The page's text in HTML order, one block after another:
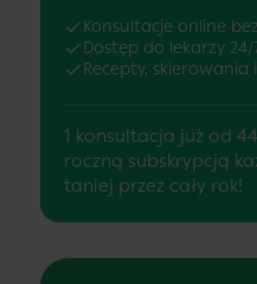
Konsultacje online
Dostęp do lekarzy 24/
Recepty,
1 konsultacja już od
roczną subskrypcją
taniej przez cały rok!